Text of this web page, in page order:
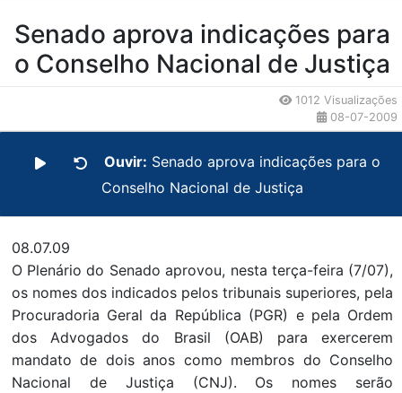
da Notícia
Senado aprova indicações para
o Conselho Nacional de Justiça
1012 Visualizações
08-07-2009
Ouvir: Senado aprova indicações para o
Conselho Nacional de Justiça
08.07.09
O Plenário do Senado aprovou, nesta terça-feira (7/07),
os nomes dos indicados pelos tribunais superiores, pela
Procuradoria Geral da República (PGR) e pela Ordem
dos Advogados do Brasil (OAB) para exercerem
mandato de dois anos como membros do Conselho
Nacional de Justiça (CNJ). Os nomes serão